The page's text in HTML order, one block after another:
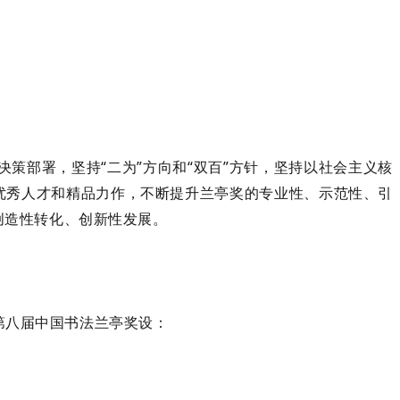
部署，坚持“二为”方向和“双百”方针，坚持以社会主义核
人才和精品力作，不断提升兰亭奖的专业性、示范性、引
性转化、创新性发展。
届中国书法兰亭奖设：